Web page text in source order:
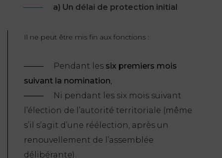
a) Un délai de protection initial
Il ne peut être mis fin aux fonctions :
Pendant les six premiers mois
suivant la nomination,
Ni pendant les six mois suivant
l’élection de l’autorité territoriale (même
s’il s’agit d’une réélection, après un
renouvellement de l’assemblée
délibérante).